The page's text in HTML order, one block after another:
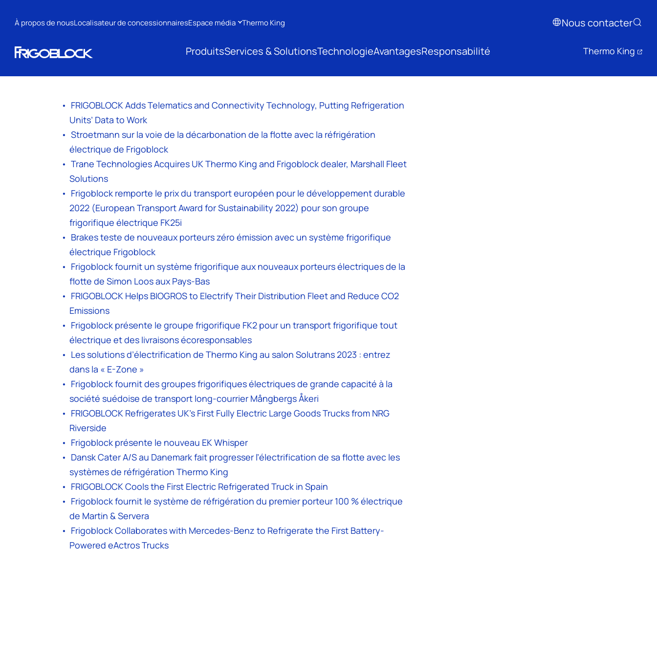
À propos de nousLocalisateur de concessionnairesEspace média Thermo King Nous contacter
ProduitsServices & SolutionsTechnologieAvantagesResponsabilité Thermo King
FRIGOBLOCK Adds Telematics and Connectivity Technology, Putting Refrigeration
Units’ Data to Work
Stroetmann sur la voie de la décarbonation de la flotte avec la réfrigération
électrique de Frigoblock
Trane Technologies Acquires UK Thermo King and Frigoblock dealer, Marshall Fleet
Solutions
Frigoblock remporte le prix du transport européen pour le développement durable
2022 (European Transport Award for Sustainability 2022) pour son groupe
frigorifique électrique FK25i
Brakes teste de nouveaux porteurs zéro émission avec un système frigorifique
électrique Frigoblock
Frigoblock fournit un système frigorifique aux nouveaux porteurs électriques de la
flotte de Simon Loos aux Pays-Bas
FRIGOBLOCK Helps BIOGROS to Electrify Their Distribution Fleet and Reduce CO2
Emissions
Frigoblock présente le groupe frigorifique FK2 pour un transport frigorifique tout
électrique et des livraisons écoresponsables
Les solutions d’électrification de Thermo King au salon Solutrans 2023 : entrez
dans la « E-Zone »
Frigoblock fournit des groupes frigorifiques électriques de grande capacité à la
société suédoise de transport long-courrier Mångbergs Åkeri
FRIGOBLOCK Refrigerates UK’s First Fully Electric Large Goods Trucks from NRG
Riverside
Frigoblock présente le nouveau EK Whisper
Dansk Cater A/S au Danemark fait progresser l’électrification de sa flotte avec les
systèmes de réfrigération Thermo King
FRIGOBLOCK Cools the First Electric Refrigerated Truck in Spain
Frigoblock fournit le système de réfrigération du premier porteur 100 % électrique
de Martin & Servera
Frigoblock Collaborates with Mercedes-Benz to Refrigerate the First Battery-
Powered eActros Trucks